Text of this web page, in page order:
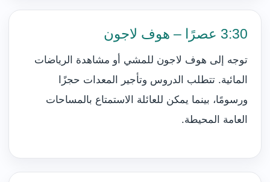
3:30 عصرًا – هوف لاجون
توجه إلى هوف لاجون للمشي أو مشاهدة الرياضات
المائية. تتطلب الدروس وتأجير المعدات حجزًا
ورسومًا، بينما يمكن للعائلة الاستمتاع بالمساحات
العامة المحيطة.